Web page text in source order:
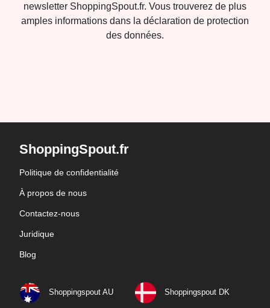
newsletter ShoppingSpout.fr. Vous trouverez de plus
amples informations dans la déclaration de protection
des données.
ShoppingSpout.fr
Politique de confidentialité
À propos de nous
Contactez-nous
Juridique
Blog
Shoppingspout AU Shoppingspout DK